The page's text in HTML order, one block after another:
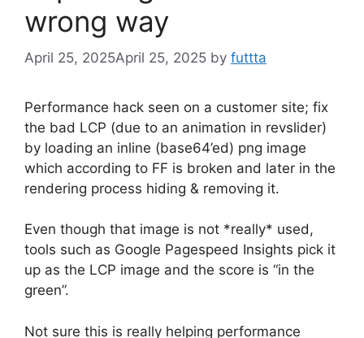
wrong way
April 25, 2025April 25, 2025 by futtta
Performance hack seen on a customer site; fix
the bad LCP (due to an animation in revslider)
by loading an inline (base64’ed) png image
which according to FF is broken and later in the
rendering process hiding & removing it.
Even though that image is not *really* used,
tools such as Google Pagespeed Insights pick it
up as the LCP image and the score is “in the
green”.
Not sure this is really helping performance